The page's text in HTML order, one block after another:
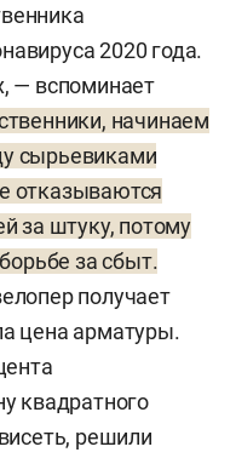
Трейд»,
пять «МАЗов»
квартиру.
тыс. кв. м складов,
Трейд» занял 9-
компаний
фирма собрала
долю
АО «ПОЗиС»
2020 года.
— вспоминает
начинаем
сырьевиками
отказываются
за штуку, потому
за сбыт.
получает
цена арматуры.
квадратного
решили